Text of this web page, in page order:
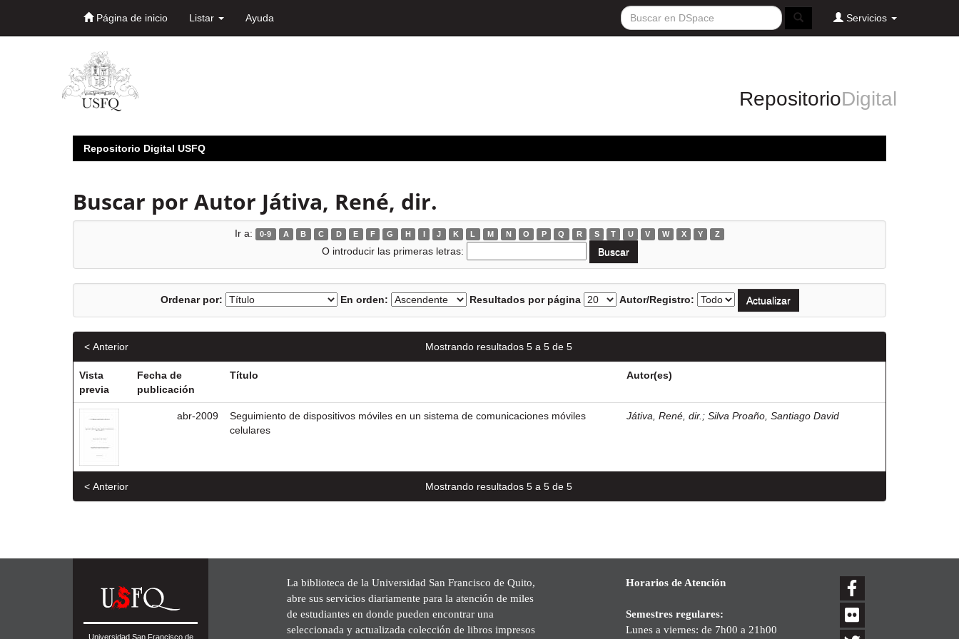
Página de inicio Listar Ayuda Servicios
RepositorioDigital
Repositorio Digital USFQ
Buscar por Autor Játiva, René, dir.
Ir a: 0-9 A B C D E F G H I J K L M N O P Q R S T U V W X Y Z
O introducir las primeras letras:
Ordenar por: En orden: Resultados por página Autor/Registro:
Mostrando resultados 5 a 5 de 5
< Anterior
Vista
previa
Fecha de
publicación
Título Autor(es)
abr-2009
Seguimiento de dispositivos móviles en un sistema de comunicaciones móviles
celulares
Játiva, René, dir. ; Silva Proaño, Santiago David
Mostrando resultados 5 a 5 de 5
< Anterior
Universidad San Francisco de
La biblioteca de la Universidad San Francisco de Quito,
abre sus servicios diariamente para la atención de miles
de estudiantes en donde pueden encontrar una
seleccionada y actualizada colección de libros impresos
Horarios de Atención
Semestres regulares:
Lunes a viernes: de 7h00 a 21h00